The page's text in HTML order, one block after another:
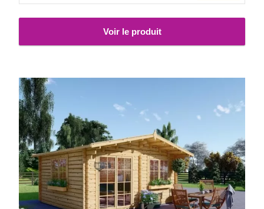
Voir le produit